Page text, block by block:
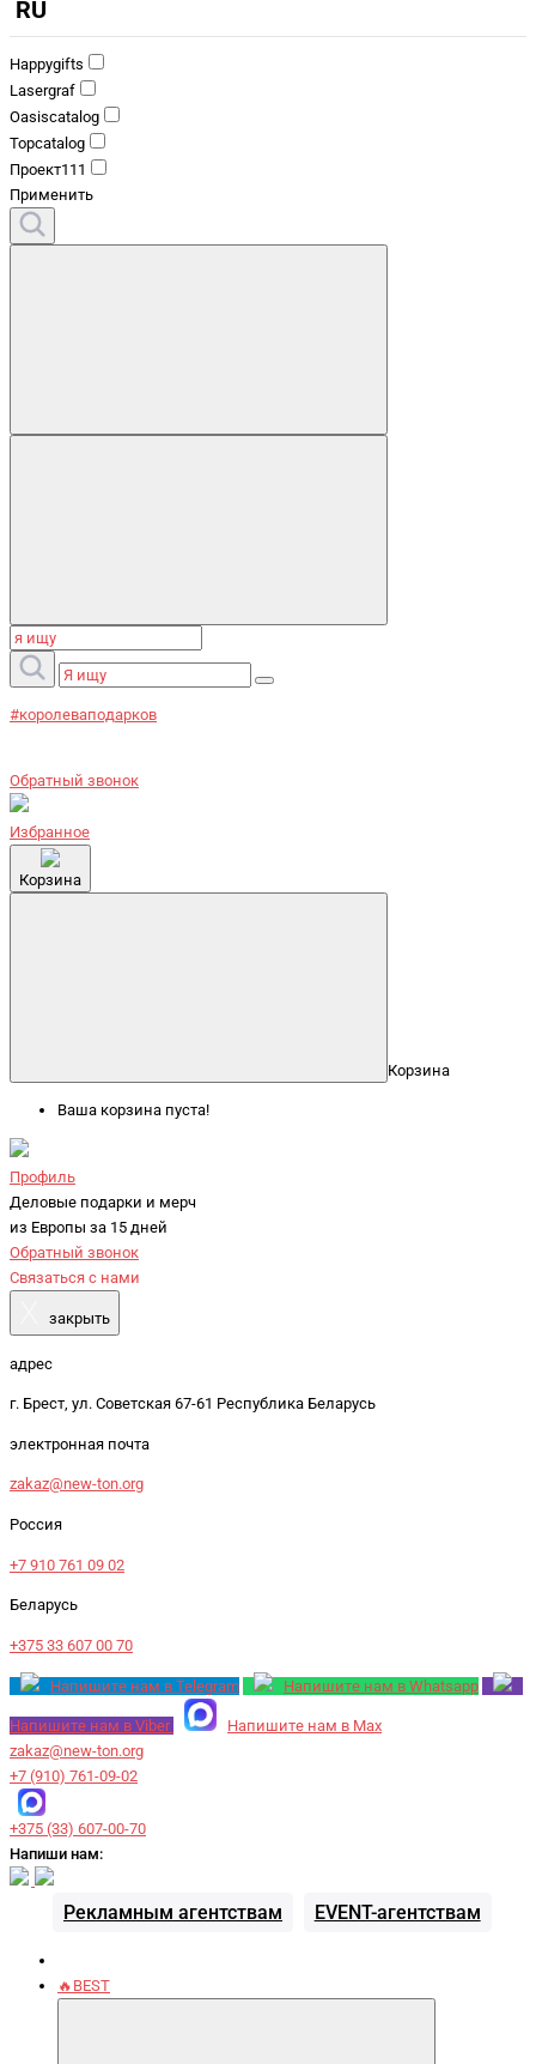
RU
Happygifts
Lasergraf
Oasiscatalog
Topcatalog
Проект111
Применить
#королеваподарков
Обратный звонок
Избранное
Корзина
Корзина
Ваша корзина пуста!
Профиль
Деловые подарки и мерч
из Европы за 15 дней
Обратный звонок
Связаться с нами
закрыть
адрес
г. Брест, ул. Советская 67-61 Республика Беларусь
электронная почта
zakaz@new-ton.org
Россия
+7 910 761 09 02
Беларусь
+375 33 607 00 70
Напишите нам в Telegram Напишите нам в Whatsapp
Напишите нам в Viber
Напишите нам в Max
zakaz@new-ton.org
+7 (910) 761-09-02
+375 (33) 607-00-70
Напиши нам:
Рекламным агентствам EVENT-агентствам
🔥BEST